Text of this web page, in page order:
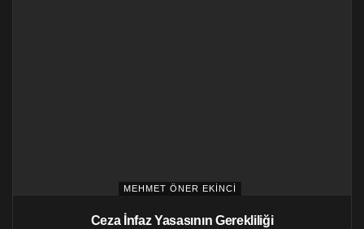
MEHMET ÖNER EKINCI
Ceza İnfaz Yasasının Gerekliliği